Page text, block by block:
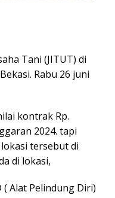
Tani (JITUT) di
Rabu 26 juni
kontrak Rp.
2024. tapi
tersebut di
di lokasi,
Alat Pelindung Diri)